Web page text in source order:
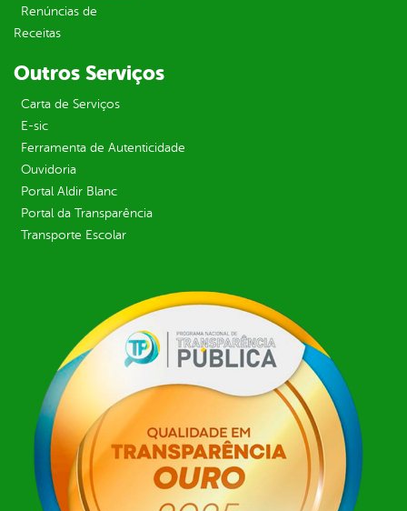
Renúncias de
Receitas
Outros Serviços
Carta de Serviços
E-sic
Ferramenta de Autenticidade
Ouvidoria
Portal Aldir Blanc
Portal da Transparência
Transporte Escolar